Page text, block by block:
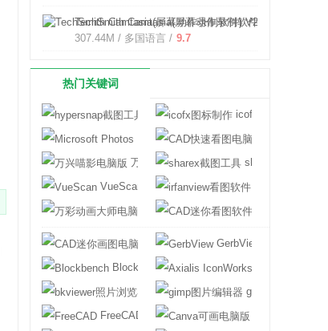
TechSmith Camtasia(屏幕动作录制软件)
307.44M / 多国语言 / 9.7
热门关键词
hypersnap截图工具 icofx图标制作
Microsoft Photos
万兴喵影电脑版
sharex截图工具
VueScan
万彩动画大师电脑版
CAD迷你画图电脑版GerbView
Blockbench
bkviewer照片浏览器
gimp图片编辑器
FreeCAD